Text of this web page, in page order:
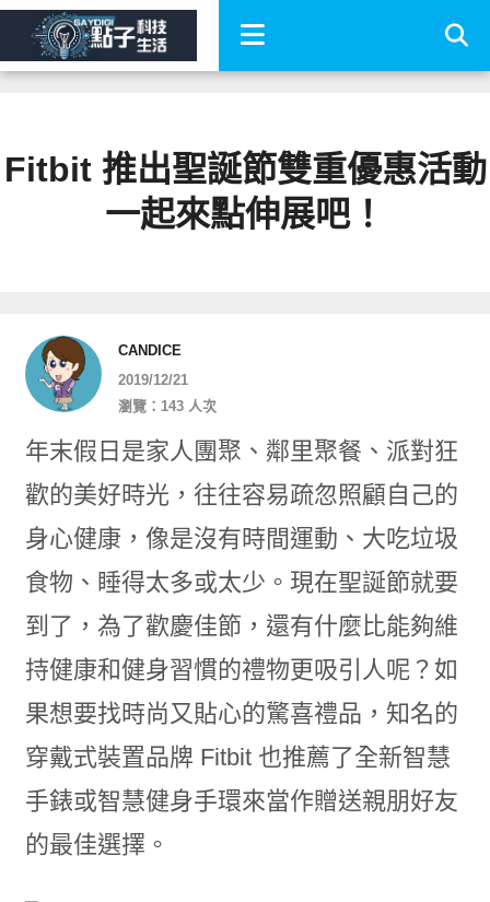
Fitbit 推出聖誕節雙重優惠活動
一起來點伸展吧！
CANDICE
2019/12/21
瀏覽：143 人次
年末假日是家人團聚、鄰里聚餐、派對狂
歡的美好時光，往往容易疏忽照顧自己的
身心健康，像是沒有時間運動、大吃垃圾
食物、睡得太多或太少。現在聖誕節就要
到了，為了歡慶佳節，還有什麼比能夠維
持健康和健身習慣的禮物更吸引人呢？如
果想要找時尚又貼心的驚喜禮品，知名的
穿戴式裝置品牌 Fitbit 也推薦了全新智慧
手錶或智慧健身手環來當作贈送親朋好友
的最佳選擇。